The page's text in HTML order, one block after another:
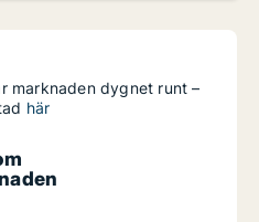
marknaden dygnet runt –
här